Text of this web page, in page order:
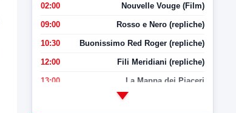
02:00 Nouvelle Vouge (Film)
09:00 Rosso e Nero (repliche)
10:30 Buonissimo Red Roger (repliche)
12:00 Fili Meridiani (repliche)
13:00 La Mappa dei Piaceri